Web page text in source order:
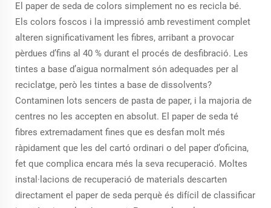
El paper de seda de colors simplement no es recicla bé.
Els colors foscos i la impressió amb revestiment complet
alteren significativament les fibres, arribant a provocar
pèrdues d’fins al 40 % durant el procés de desfibració. Les
tintes a base d’aigua normalment són adequades per al
reciclatge, però les tintes a base de dissolvents?
Contaminen lots sencers de pasta de paper, i la majoria de
centres no les accepten en absolut. El paper de seda té
fibres extremadament fines que es desfan molt més
ràpidament que les del cartó ordinari o del paper d’oficina,
fet que complica encara més la seva recuperació. Moltes
instal·lacions de recuperació de materials descarten
directament el paper de seda perquè és difícil de classificar